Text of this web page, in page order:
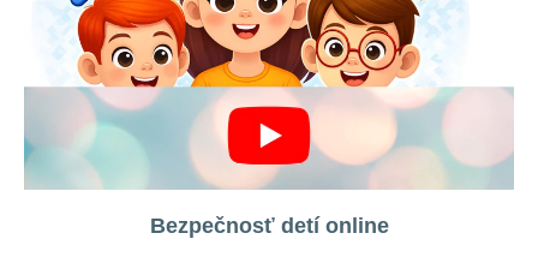
Bezpečnosť detí online